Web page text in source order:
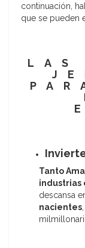
continuación,
que se pueden
LAS
Tanto
industrias
descansa
nacientes